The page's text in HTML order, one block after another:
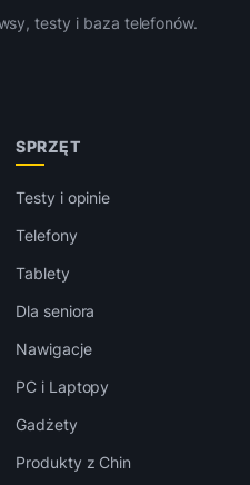
testy i baza telefonów.
SPRZĘT
Testy i opinie
Telefony
Tablety
Dla seniora
Nawigacje
PC i Laptopy
Gadżety
Produkty z Chin